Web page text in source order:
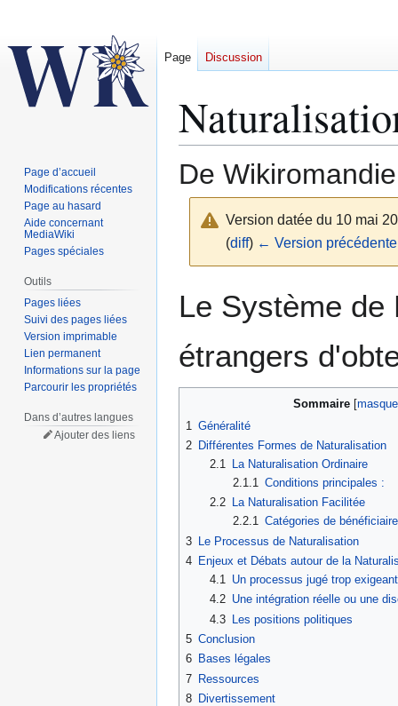
De
Version datée du 10 mai
(diff) ← Version précédente
navigation
recherche
Le Système de
étrangers
Sommaire
1 Généralité
2 Différentes Formes de Naturalisation
2.1
La Naturalisation Ordinaire
2.1.1
Conditions principales :
2.2
La Naturalisation Facilitée
2.2.1 Catégories de
3 Le Processus de Naturalisation
4 Enjeux et Débats autour de la
4.1
Un processus jugé trop
4.2 Une intégration réelle ou une
4.3 Les positions politiques
5 Conclusion
6 Bases légales
7 Ressources
8 Divertissement
Page Discussion
Page d’accueil
Modifications récentes
Page au hasard
Aide concernant
MediaWiki
Pages spéciales
Outils
Pages liées
Suivi des pages liées
Version imprimable
Lien permanent
Informations sur la page
Parcourir les propriétés
Dans d’autres langues
Ajouter des liens